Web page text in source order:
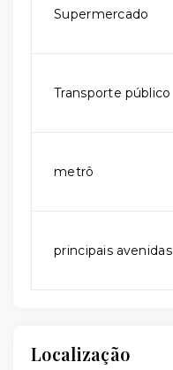
Supermercado
Transporte público
metrô
principais avenidas
Localização